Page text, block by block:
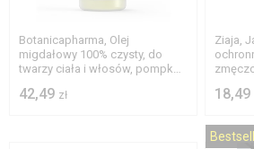
Botanicapharma, Olej
migdałowy 100% czysty, do
twarzy ciała i włosów, pompka,
42,49 zł
Ziaja,
18,49